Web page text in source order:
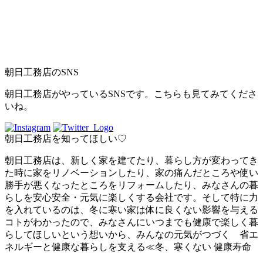
朝日工務店のSNS
朝日工務店がやっているSNSです。こちらも見てみてくださ
いね。
朝日工務店を知ってほしい♡
朝日工務店は、新しく家を建てたり、暮らし方が変わってき
た時に家をリノベーションしたり、家の痛んだところや使い
勝手が悪くなったところをリフォームしたり、みなさんの暮
らしを安心安全・元気に楽しくする会社です。そして特に力
を入れているのは、冬に寒い家は体に良くない影響を与える
コトがわかったので、みなさんにいつまでも健康で楽しく暮
らしてほしいという想いから、みんなの元気がつづく 省エ
ネルギーと健康な暮らしを支える≪冬、寒くない 健康寿命